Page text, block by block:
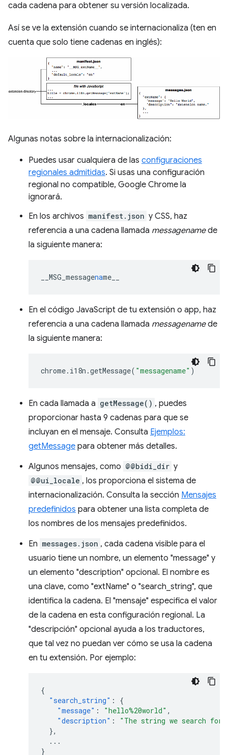
cada cadena para obtener su versión localizada.
Así se ve la extensión cuando se internacionaliza (ten en
cuenta que solo tiene cadenas en inglés):
Algunas notas sobre la internacionalización:
Puedes usar cualquiera de las configuraciones
regionales admitidas. Si usas una configuración
regional no compatible, Google Chrome la
ignorará.
En los archivos manifest.json y CSS, haz
referencia a una cadena llamada messagenamede
la siguiente manera:
__MSG_messagename__
En el código JavaScript de tu extensión o app, haz
referencia a una cadena llamada messagenamede
la siguiente manera:
chrome. i18n .getMessage( "messagename" )
En cada llamada a getMessage() , puedes
proporcionar hasta 9 cadenas para que se
incluyan en el mensaje. Consulta Ejemplos:
getMessage para obtener más detalles.
Algunos mensajes, como @@bidi_dir y
@@ui_locale , los proporciona el sistema de
internacionalización. Consulta la sección Mensajes
predefinidos para obtener una lista completa de
los nombres de los mensajes predefinidos.
En messages.json , cada cadena visible para el
usuario tiene un nombre, un elemento "message" y
un elemento "description" opcional. El nombre es
una clave, como "extName" o "search_string", que
identifica la cadena. El "mensaje" especifica el valor
de la cadena en esta configuración regional. La
"descripción" opcional ayuda a los traductores,
que tal vez no puedan ver cómo se usa la cadena
en tu extensión. Por ejemplo:
{
"search_string" :
{
"message" : "hello%20world" ,
"description" :
"The string we search for.
},
...
}